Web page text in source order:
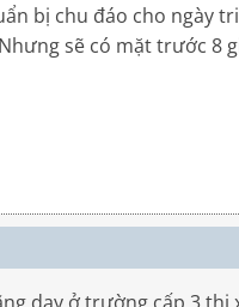
bị chu đáo cho ngày
sẽ có mặt trước 8